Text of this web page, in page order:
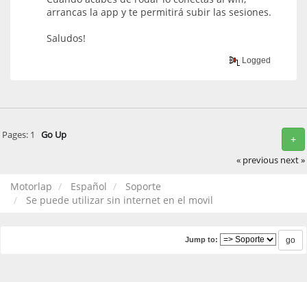
arrancas la app y te permitirá subir las sesiones.
Saludos!
Logged
+
Pages: 1 Go Up
« previous next »
Motorlap Español
Soporte
Se puede utilizar sin internet en el movil
Jump to: